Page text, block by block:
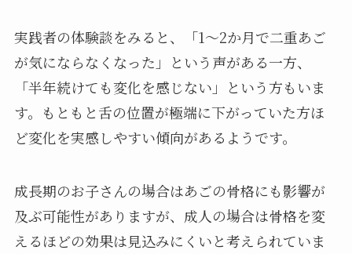
実践者の体験談をみると、「1〜2か月で二重あご
が気にならなくなった」という声がある一方、
「半年続けても変化を感じない」という方もいま
す。もともと舌の位置が極端に下がっていた方ほ
ど変化を実感しやすい傾向があるようです。
成長期のお子さんの場合はあごの骨格にも影響が
及ぶ可能性がありますが、成人の場合は骨格を変
えるほどの効果は見込みにくいと考えられていま